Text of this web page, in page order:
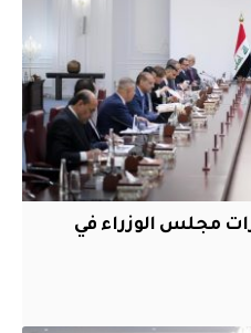
مجلس الوزراء في